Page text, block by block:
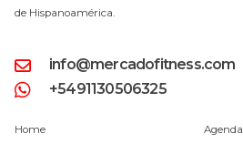
de Hispanoamérica.
info@mercadofitness.com
+5491130506325
Home Agenda